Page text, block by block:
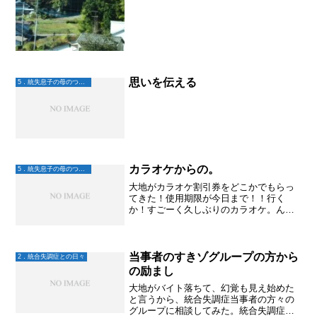
思いを伝える
5．統失息子の母のつぶやき カラオケからの。
大地がカラオケ割引券をどこかでもらっ
てきた！使用期限が今日まで！！行く
か！すごーく久しぶりのカラオケ。ん？
ケ行く機会が減って、歌が下手...
2．統合失調症との日々
当事者のすきゾグループの方から
の励まし
大地がバイト落ちて、幻覚も見え始めた
と言うから、統合失調症当事者の方々の
グループに相談してみた。統合失調症当